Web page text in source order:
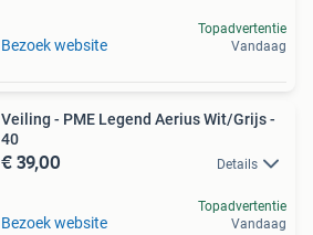
Bezoek website
Topadvertentie
Vandaag
Veiling - PME Legend Aerius Wit/Grijs -
40
€ 39,00 Details
Bezoek website
Topadvertentie
Vandaag